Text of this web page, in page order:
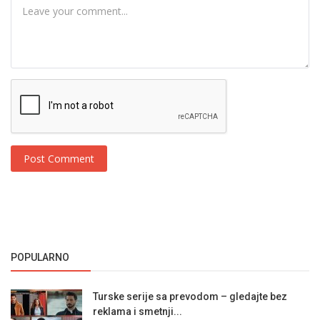
Post Comment
POPULARNO
Turske serije sa prevodom – gledajte bez
reklama i smetnji...